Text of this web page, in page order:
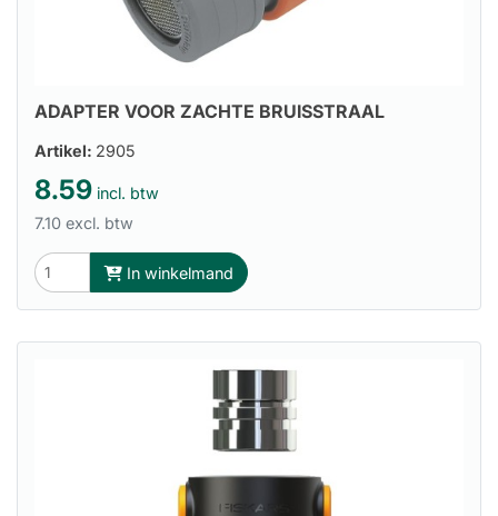
ADAPTER VOOR ZACHTE BRUISSTRAAL
Artikel: 2905
8.59 incl. btw
7.10 excl. btw
In winkelmand